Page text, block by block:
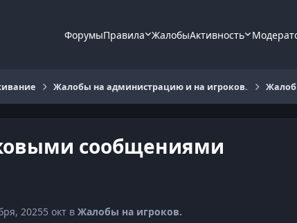
ФорумыПравила ЖалобыАктивность
Жалобы на администрацию и на игроков.
сообщениями
20255 октв Жалобы на игроков.